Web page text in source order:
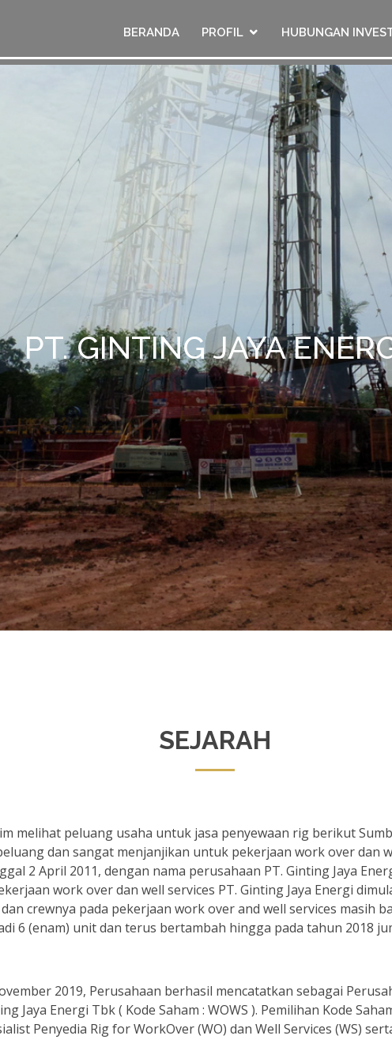
BERANDA PROFIL HUBUNGAN
PT. GINTING JAYA
SEJARAH
melihat peluang usaha untuk jasa penyewaan rig berikut
dan sangat menjanjikan untuk pekerjaan work over dan
2 April 2011, dengan nama perusahaan PT. Ginting Jaya
work over dan well services PT. Ginting Jaya Energi
crewnya pada pekerjaan work over and well services masih
6 (enam) unit dan terus bertambah hingga pada tahun 2018
2019, Perusahaan berhasil mencatatkan sebagai
Jaya Energi Tbk ( Kode Saham : WOWS ). Pemilihan Kode
Penyedia Rig for WorkOver (WO) dan Well Services (WS)